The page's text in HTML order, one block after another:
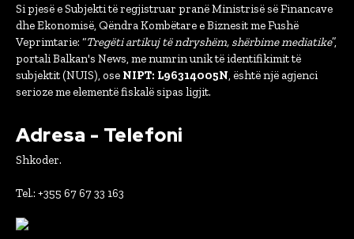
Si pjesë e Subjekti të regjistruar pranë Ministrisë së Financave
dhe Ekonomisë, Qëndra Kombëtare e Biznesit me Fushë
Veprimtarie: “Tregëti artikuj të ndryshëm, shërbime mediatike”,
portali Balkan's News, me numrin unik të identifikimit të
subjektit (NUIS), ose NIPT: L96314005N , është një agjenci
serioze me elementë fiskalë sipas ligjit.
Adresa - Telefoni
Shkoder.
Tel.: +355 67 67 33 163